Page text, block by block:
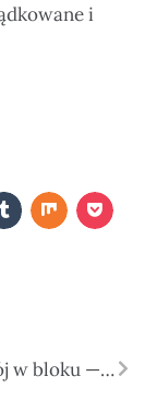
i
Przedpokój w bloku — przechowywanie, światło i pierwsze wrażenie